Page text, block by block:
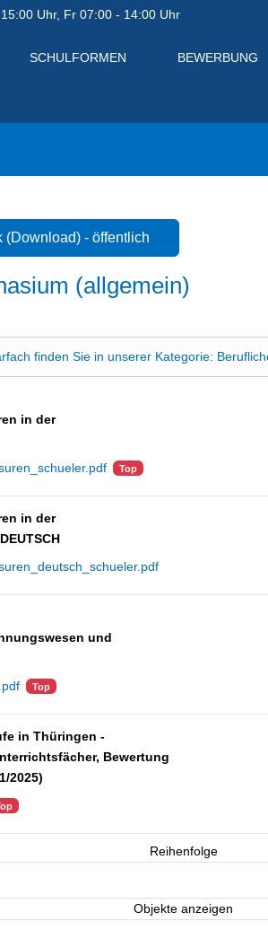
Uhr, Fr 07:00 - 14:00 Uhr
SCHULFORMEN BEWERBUNG
(Download) - öffentlich
(allgemein)
finden Sie in unserer Kategorie:
in der
Top
in der
und
Top
in Thüringen -
Bewertung
2025)
Reihenfolge
Objekte anzeigen